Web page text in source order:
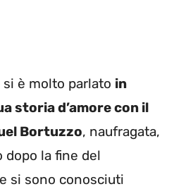
si è molto parlato in
storia d’amore con il
Bortuzzo, naufragata,
dopo la fine del
si sono conosciuti